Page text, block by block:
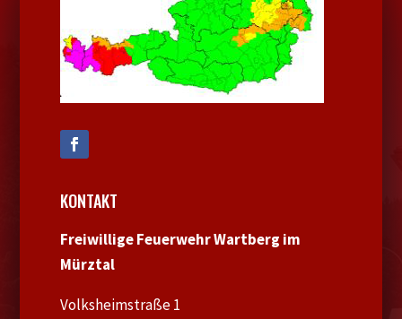
KONTAKT
Freiwillige Feuerwehr Wartberg im
Mürztal
Volksheimstraße 1